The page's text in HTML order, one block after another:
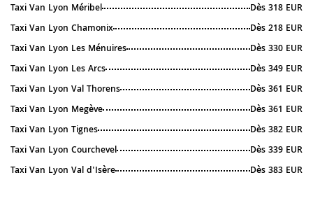
Taxi Van Lyon Méribel
Dès 318 EUR
Taxi Van Lyon Chamonix
Dès 218 EUR
Taxi Van Lyon Les Ménuires
Dès 330 EUR
Taxi Van Lyon Les Arcs
Dès 349 EUR
Taxi Van Lyon Val Thorens
Dès 361 EUR
Taxi Van Lyon Megève
Dès 361 EUR
Taxi Van Lyon Tignes
Dès 382 EUR
Taxi Van Lyon Courchevel
Dès 339 EUR
Taxi Van Lyon Val d'Isère
Dès 383 EUR